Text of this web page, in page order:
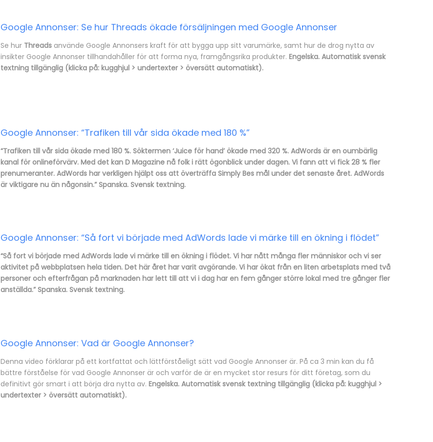
Google Annonser: Se hur Threads ökade försäljningen med Google Annonser
Se hur Threads använde Google Annonsers kraft för att bygga upp sitt varumärke, samt hur de drog nytta av
insikter Google Annonser tillhandahåller för att forma nya, framgångsrika produkter. Engelska. Automatisk svensk
textning tillgänglig (klicka på: kugghjul > undertexter > översätt automatiskt).
Google Annonser: “Trafiken till vår sida ökade med 180 %”
“Trafiken till vår sida ökade med 180 %. Söktermen ‘Juice för hand’ ökade med 320 %. AdWords är en oumbärlig
kanal för onlineförvärv. Med det kan D Magazine nå folk i rätt ögonblick under dagen. Vi fann att vi fick 28 % fler
prenumeranter. AdWords har verkligen hjälpt oss att överträffa Simply Bes mål under det senaste året. AdWords
är viktigare nu än någonsin.” Spanska. Svensk textning.
Google Annonser: “Så fort vi började med AdWords lade vi märke till en ökning i flödet”
“Så fort vi började med AdWords lade vi märke till en ökning i flödet. Vi har nått många fler människor och vi ser
aktivitet på webbplatsen hela tiden. Det här året har varit avgörande. Vi har ökat från en liten arbetsplats med två
personer och efterfrågan på marknaden har lett till att vi i dag har en fem gånger större lokal med tre gånger fler
anställda.” Spanska. Svensk textning.
Google Annonser: Vad är Google Annonser?
Denna video förklarar på ett kortfattat och lättförståeligt sätt vad Google Annonser är. På ca 3 min kan du få
bättre förståelse för vad Google Annonser är och varför de är en mycket stor resurs för ditt företag, som du
definitivt gör smart i att börja dra nytta av. Engelska. Automatisk svensk textning tillgänglig (klicka på: kugghjul >
undertexter > översätt automatiskt).